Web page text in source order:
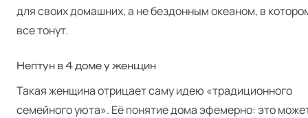
для своих домашних, а не бездонным океаном, в
все тонут.
Нептун в 4 доме у женщин
Такая женщина отрицает саму идею «традиционного
семейного уюта». Её понятие дома эфемерно: это